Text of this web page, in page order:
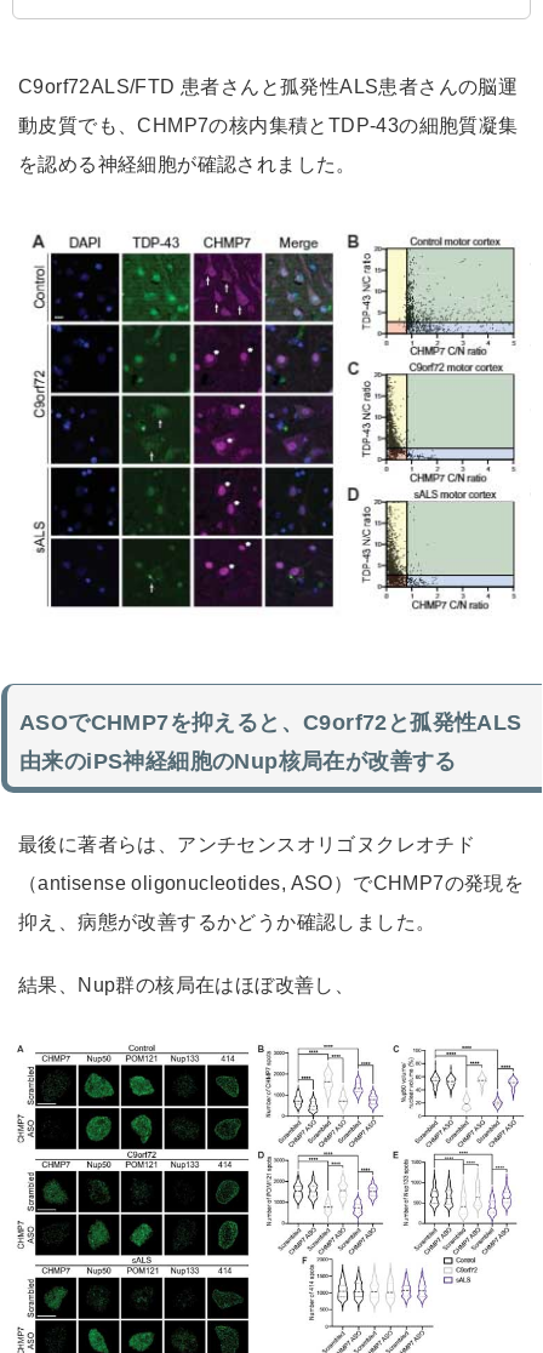
C9orf72ALS/FTD 患者さんと孤発性ALS患者さんの脳運
動皮質でも、CHMP7の核内集積とTDP-43の細胞質凝集
を認める神経細胞が確認されました。
ASOでCHMP7を抑えると、C9orf72と孤発性ALS
由来のiPS神経細胞のNup核局在が改善する
最後に著者らは、アンチセンスオリゴヌクレオチド
（antisense oligonucleotides, ASO）でCHMP7の発現を
抑え、病態が改善するかどうか確認しました。
結果、Nup群の核局在はほぼ改善し、